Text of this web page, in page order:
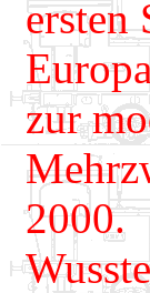
ersten
zur
2000.